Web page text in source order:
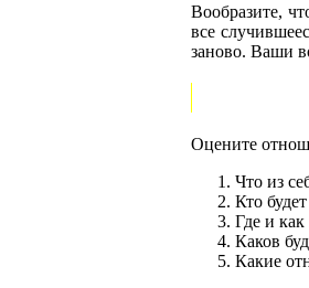
Вообразите,
все
заново. Ваши
Оцените
Что из
Кто
Где и
Каков
Какие